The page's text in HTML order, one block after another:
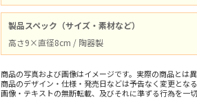
製品スペック（サイズ・素材など）
高さ9×直径8cm / 陶器製
商品の写真および画像はイメージです。実際の商品とは異
商品のデザイン・仕様・発売日などは予告なく変更となる
画像・テキストの無断転載、及びそれに準ずる行為を一切